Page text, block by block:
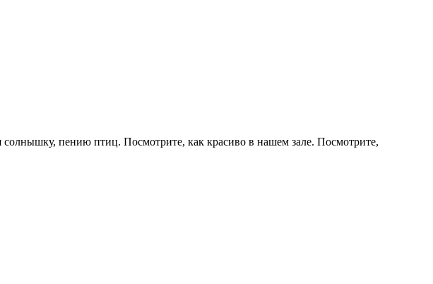
солнышку, пению птиц. Посмотрите, как красиво в нашем зале. Посмотрите,